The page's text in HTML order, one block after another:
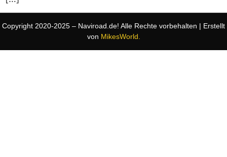
Copyright 2020-2025 – Naviroad.de! Alle Rechte vorbehalten | Erstellt
von MikesWorld.